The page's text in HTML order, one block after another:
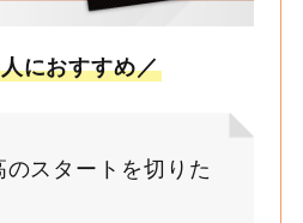
におすすめ／
のスタートを切りた